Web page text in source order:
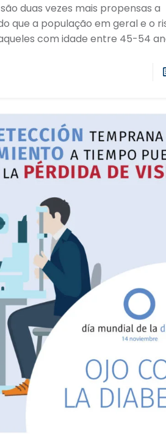
duas vezes mais propensas a
que a população em geral e o
com idade entre 45-54